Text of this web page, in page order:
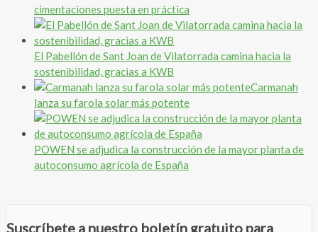
cimentaciones puesta en práctica
El Pabellón de Sant Joan de Vilatorrada camina hacia la
sostenibilidad, gracias a KWB
Carmanah
lanza su farola solar más potente
POWEN se adjudica la construcción de la mayor planta de
autoconsumo agrícola de España
Suscríbete a nuestro boletín gratuito para